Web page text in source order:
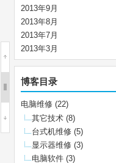
2013年9月
2013年8月
2013年7月
2013年3月
博客目录
电脑维修 (22)
其它技术 (8)
台式机维修 (5)
显示器维修 (3)
电脑软件 (3)